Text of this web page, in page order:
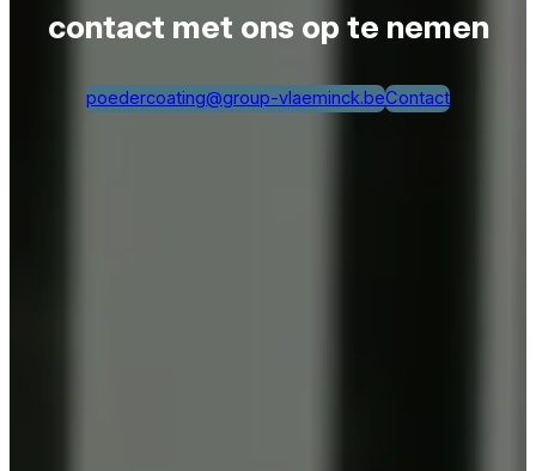
contact met ons op te nemen
poedercoating@group-vlaeminck.beContact